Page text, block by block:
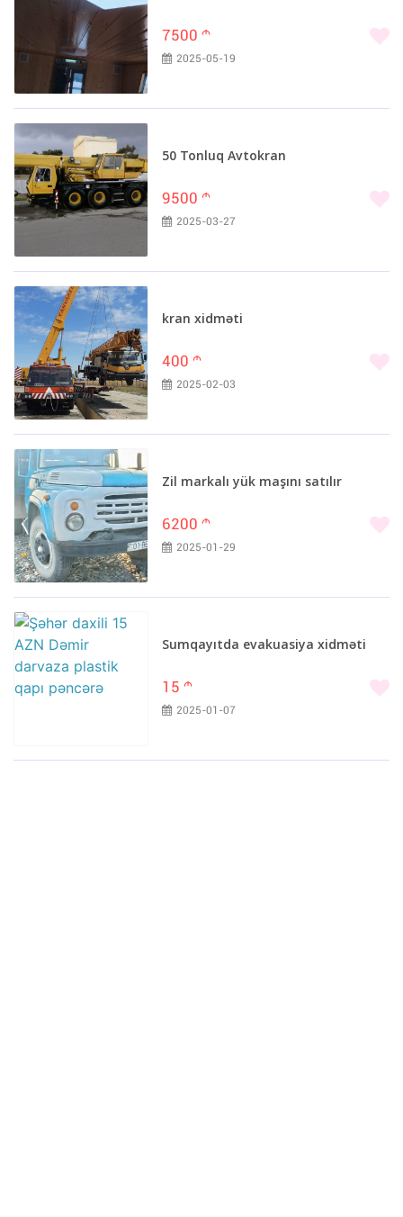
7500 m
2025-05-19
50 Tonluq Avtokran
9500 m
2025-03-27
kran xidməti
400 m
2025-02-03
Zil markalı yük maşını satılır
6200 m
2025-01-29
Sumqayıtda evakuasiya xidməti
15 m
2025-01-07